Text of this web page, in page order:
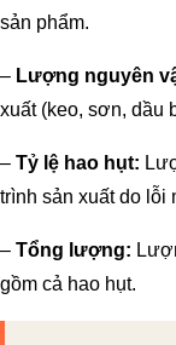
sản phẩm.
– Lượng nguyên
xuất (keo, sơn, dầu
– Tỷ lệ hao hụt:
trình sản xuất do lỗi
– Tổng lượng:
gồm cả hao hụt.